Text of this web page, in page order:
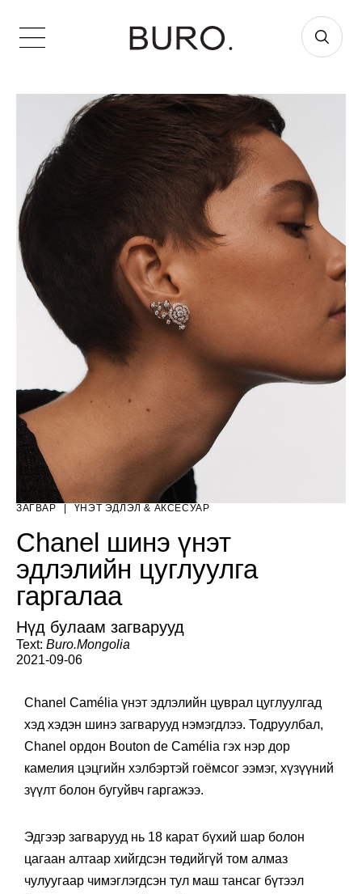
ЗАГВАР | ҮНЭТ ЭДЛЭЛ & АКСЕСУАР
Chanel шинэ үнэт
эдлэлийн цуглуулга
гаргалаа
Нүд булаам загварууд
Text: Buro.Mongolia
2021-09-06
Chanel Camélia үнэт эдлэлийн цуврал цуглуулгад
хэд хэдэн шинэ загварууд нэмэгдлээ. Тодруулбал,
Chanel ордон Bouton de Camélia гэх нэр дор
камелия цэцгийн хэлбэртэй гоёмсог ээмэг, хүзүүний
зүүлт болон бугуйвч гаргажээ.
Эдгээр загварууд нь 18 карат бүхий шар болон
цагаан алтаар хийгдсэн төдийгүй том алмаз
чулуугаар чимэглэгдсэн тул маш тансаг бүтээл